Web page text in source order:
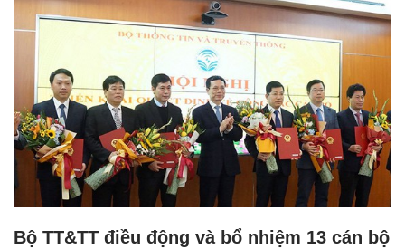
Bộ TT&TT điều động và bổ nhiệm 13 cán bộ